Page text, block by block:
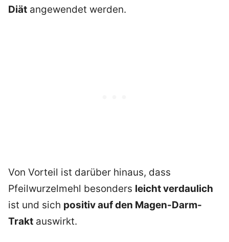
Diät angewendet werden.
Von Vorteil ist darüber hinaus, dass
Pfeilwurzelmehl besonders leicht verdaulich
ist und sich positiv auf den Magen-Darm-
Trakt auswirkt.